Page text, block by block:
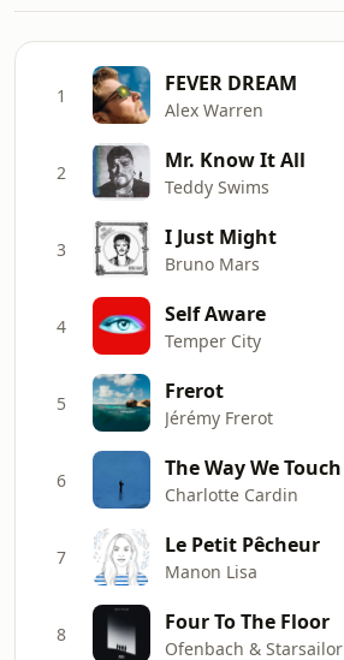
1 FEVER DREAM
Alex Warren
2 Mr. Know It All
Teddy Swims
3 I Just Might
Bruno Mars
4 Self Aware
Temper City
5 Frerot
Jérémy Frerot
6 The Way We Touch
Charlotte Cardin
7 Le Petit Pêcheur
Manon Lisa
8 Four To The Floor
Ofenbach & Starsailor